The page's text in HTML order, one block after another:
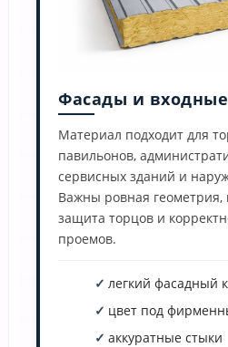
Фасады и
Материал подходит для
павильонов,
сервисных зданий и
Важны ровная геометрия,
защита торцов и
проемов.
легкий фасадный
цвет под
аккуратные стыки